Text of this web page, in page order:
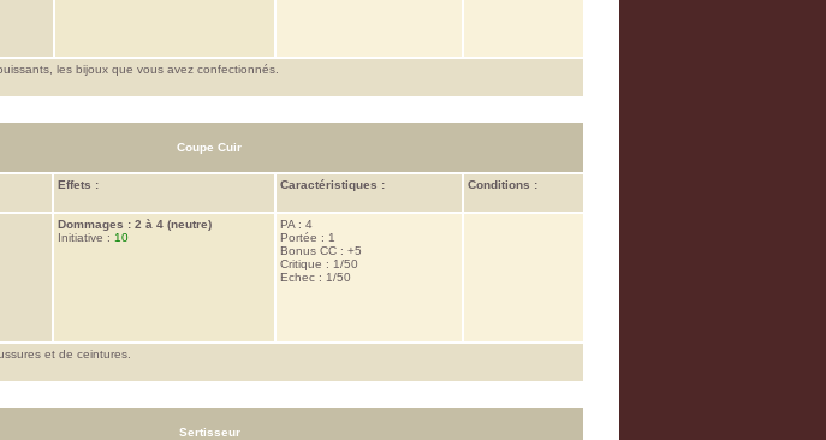
les bijoux que vous avez confectionnés.
Coupe Cuir
Effets : Caractéristiques : Conditions :
Dommages : 2 à 4 (neutre)
Initiative : 10
PA : 4
Portée : 1
Bonus CC : +5
Critique : 1/50
Echec : 1/50
et de ceintures.
Sertisseur